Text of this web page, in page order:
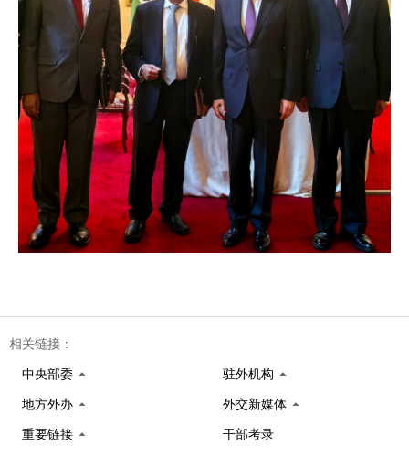
相关链接：
中央部委 驻外机构
地方外办 外交新媒体
重要链接 干部考录